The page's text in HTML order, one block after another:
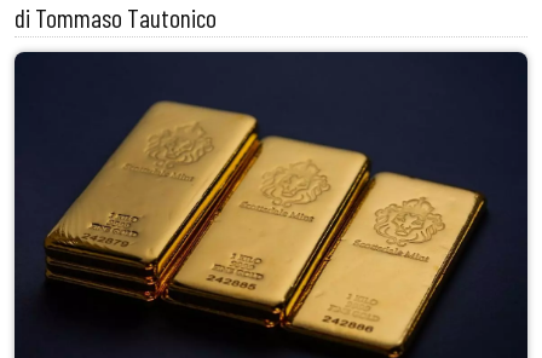
di Tommaso Tautonico